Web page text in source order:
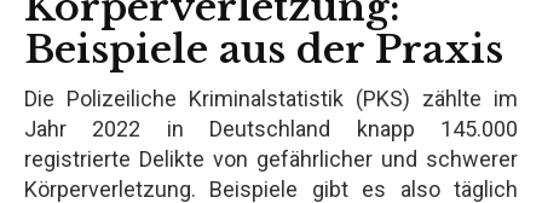
Beispiele aus der Praxis
Die Polizeiliche Kriminalstatistik (PKS) zählte im
Jahr 2022 in Deutschland knapp 145.000
registrierte Delikte von gefährlicher und schwerer
Körperverletzung. Beispiele gibt es also täglich